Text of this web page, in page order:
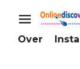
Over